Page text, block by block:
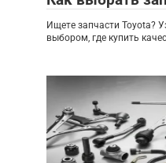
Ищете запчасти Toyota?
выбором, где купить